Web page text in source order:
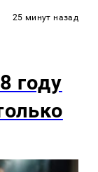
25 минут назад
году